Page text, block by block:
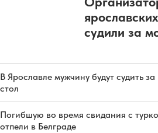
судили за
В Ярославле мужчину будут судить
стол
Погибшую во время свидания с
отпели в Белграде